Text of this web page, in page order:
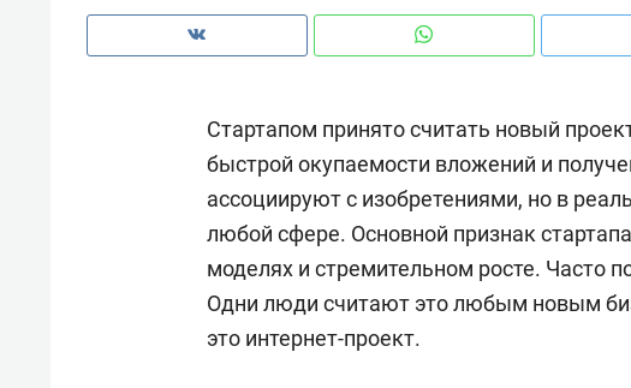
Стартапом принято считать новый
быстрой окупаемости вложений и
ассоциируют с изобретениями, но в
любой сфере. Основной признак
моделях и стремительном росте. Часто
Одни люди считают это любым новым
это интернет-проект.
рынки, почему надо знать аксакалов и
чем интересен Оман?
о